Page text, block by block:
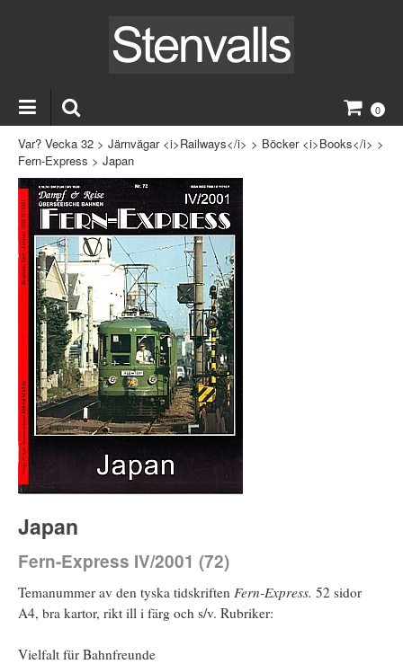
0
Var? Vecka 32 > Järnvägar <i>Railways</i> > Böcker <i>Books</i> >
Fern-Express > Japan
Japan
Fern-Express IV/2001 (72)
Temanummer av den tyska tidskriften Fern-Express. 52 sidor
A4, bra kartor, rikt ill i färg och s/v. Rubriker:
Vielfalt für Bahnfreunde